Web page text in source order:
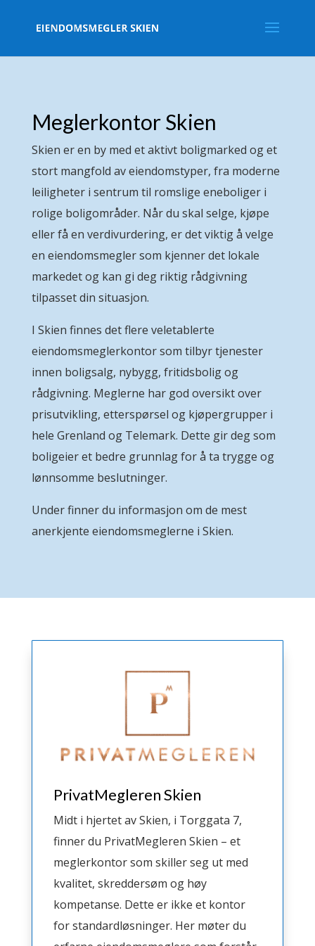
Meglerkontor Skien
Skien er en by med et aktivt boligmarked og et
stort mangfold av eiendomstyper, fra moderne
leiligheter i sentrum til romslige eneboliger i
rolige boligområder. Når du skal selge, kjøpe
eller få en verdivurdering, er det viktig å velge
en eiendomsmegler som kjenner det lokale
markedet og kan gi deg riktig rådgivning
tilpasset din situasjon.
I Skien finnes det flere veletablerte
eiendomsmeglerkontor som tilbyr tjenester
innen boligsalg, nybygg, fritidsbolig og
rådgivning. Meglerne har god oversikt over
prisutvikling, etterspørsel og kjøpergrupper i
hele Grenland og Telemark. Dette gir deg som
boligeier et bedre grunnlag for å ta trygge og
lønnsomme beslutninger.
Under finner du informasjon om de mest
anerkjente eiendomsmeglerne i Skien.
PrivatMegleren Skien
Midt i hjertet av Skien, i Torggata 7,
finner du PrivatMegleren Skien – et
meglerkontor som skiller seg ut med
kvalitet, skreddersøm og høy
kompetanse. Dette er ikke et kontor
for standardløsninger. Her møter du